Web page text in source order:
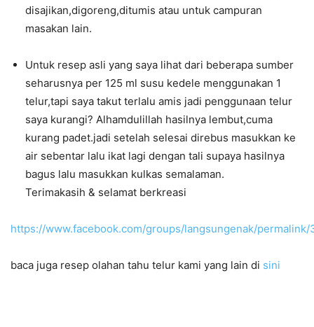
disajikan,digoreng,ditumis atau untuk campuran
masakan lain.
Untuk resep asli yang saya lihat dari beberapa sumber
seharusnya per 125 ml susu kedele menggunakan 1
telur,tapi saya takut terlalu amis jadi penggunaan telur
saya kurangi? Alhamdulillah hasilnya lembut,cuma
kurang padet.jadi setelah selesai direbus masukkan ke
air sebentar lalu ikat lagi dengan tali supaya hasilnya
bagus lalu masukkan kulkas semalaman.
Terimakasih & selamat berkreasi
https://www.facebook.com/groups/langsungenak/
baca juga resep olahan tahu telur kami yang lain di sini